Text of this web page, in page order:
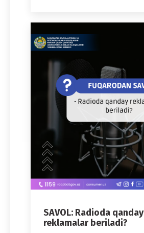
SAVOL: Radioda qanday
reklamalar beriladi?